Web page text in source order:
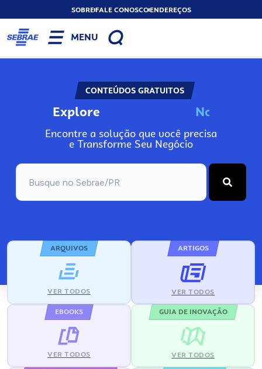
SOBREFALE CONOSCOENDEREÇOS
MENU
CONTEÚDOS GRATUITOS
Explore N
Encontre a solução que você precisa
e Transforme Seu Negócio
ARQUIVOS
VER TODOS
ARTIGOS
VER TODOS
EBOOKS
VER TODOS
GUIA DE INOVAÇÃO
VER TODOS